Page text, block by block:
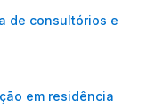
de consultórios e
em residência